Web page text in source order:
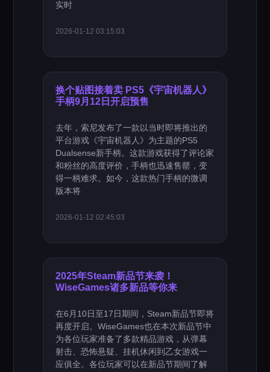
实时
2026-01-12 03:15:03
换个贴图接着卖 PS5《宇宙机器人》
手柄9月12日开启预售
去年，索尼发布了一款以当时即将推出的
平台游戏《宇宙机器人》为主题的PS5
Dualsense新手柄。这款游戏获得了评论家
和粉丝的高度评价，手柄也迅速售罄，变
得一柄难求。如今，这款热门手柄的微调
版本将
2026-01-12 02:45:03
2025年Steam新品节来袭！
WiseGames诸多新品等你来
在6月10日至17日期间，Steam新品节即将
再度开启。WiseGames也在本次新品节中
为各位玩家准备了多款精品游戏，从弹幕
射击、恐怖悬疑、挂机休闲到乙女游戏一
应俱全。各位玩家可以在新品节期间了解